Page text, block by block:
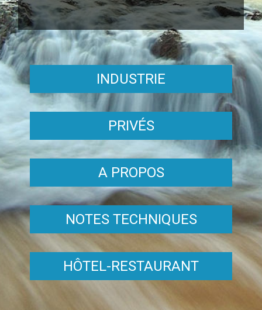
INDUSTRIE
PRIVÉS
A PROPOS
NOTES TECHNIQUES
HÔTEL-RESTAURANT